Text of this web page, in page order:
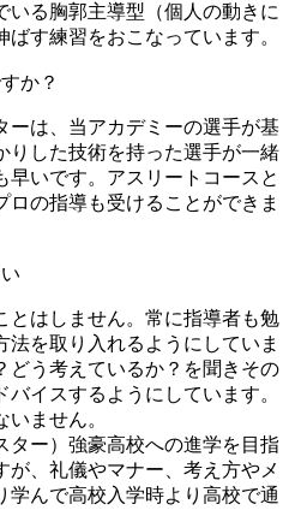
いる胸郭主導型（個人の動きに
す練習をおこなっています。
か？
ーは、当アカデミーの選手が基
りした技術を持った選手が一緒
早いです。アスリートコースと
の指導も受けることができま
とはしません。常に指導者も勉
を取り入れるようにしていま
どう考えているか？を聞きその
イスするようにしています。
ません。
ター）強豪高校への進学を目指
が、礼儀やマナー、考え方やメ
学んで高校入学時より高校で通